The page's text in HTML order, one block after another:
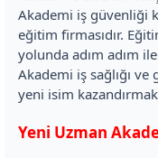
Akademi iş güvenliği
eğitim firmasıdır.
yolunda adım adım
Akademi iş sağlığı
yeni isim
Yeni Uzman